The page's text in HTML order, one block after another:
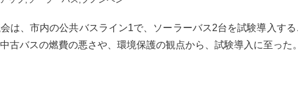
は、市内の公共バスライン1で、ソーラーバス2台を試験導入する
古バスの燃費の悪さや、環境保護の観点から、試験導入に至った。